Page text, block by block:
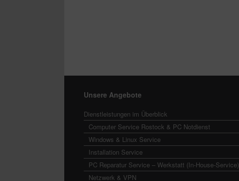
Unsere Angebote
Dienstleistungen im Überblick
Computer Service Rostock & PC Notdienst
Windows & Linux Service
Installation Service
PC Reparatur Service – Werkstatt (In-House-Service)
Netzwerk & VPN